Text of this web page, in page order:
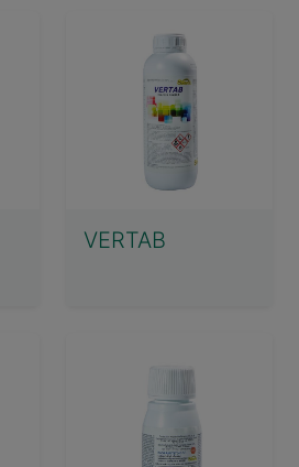
VERTAB